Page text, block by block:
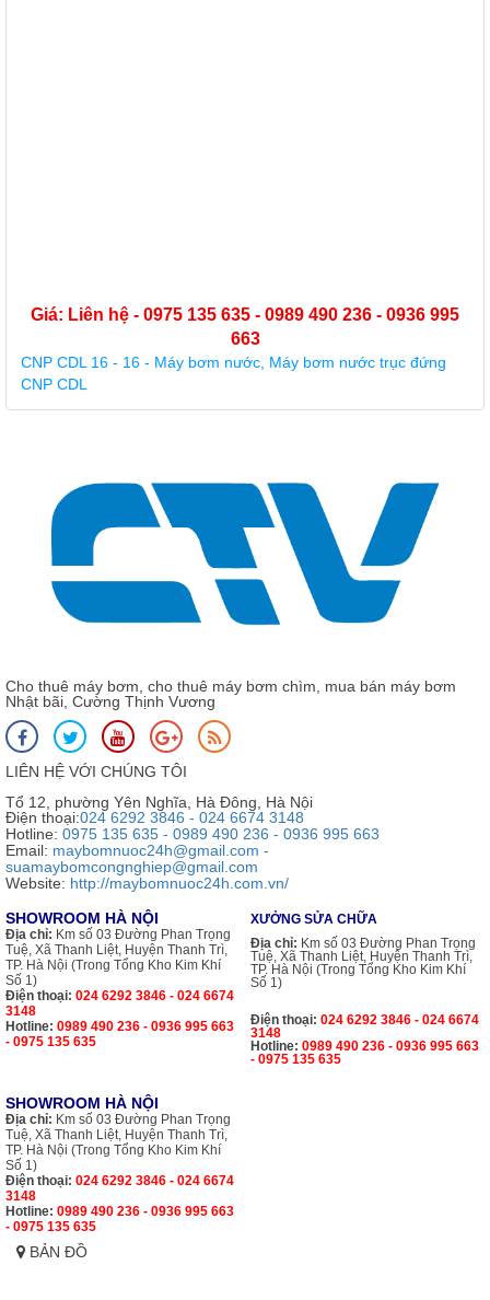
Giá: Liên hệ - 0975 135 635 - 0989 490 236 - 0936 995
663
CNP CDL 16 - 16 - Máy bơm nước, Máy bơm nước trục đứng
CNP CDL
Cho thuê máy bơm, cho thuê máy bơm chìm, mua bán máy bơm
Nhật bãi, Cường Thịnh Vương
LIÊN HỆ VỚI CHÚNG TÔI
Tổ 12, phường Yên Nghĩa, Hà Đông, Hà Nội
Điện thoại:024 6292 3846 - 024 6674 3148
Hotline: 0975 135 635 - 0989 490 236 - 0936 995 663
Email: maybomnuoc24h@gmail.com -
suamaybomcongnghiep@gmail.com
Website: http://maybomnuoc24h.com.vn/
SHOWROOM HÀ NỘI
Địa chỉ: Km số 03 Đường Phan Trọng
Tuệ, Xã Thanh Liệt, Huyện Thanh Trì,
TP. Hà Nội (Trong Tổng Kho Kim Khí
Số 1)
Điện thoại: 024 6292 3846 - 024 6674
3148
Hotline: 0989 490 236 - 0936 995 663
- 0975 135 635
XƯỞNG SỬA CHỮA
Địa chỉ: Km số 03 Đường Phan Trọng
Tuệ, Xã Thanh Liệt, Huyện Thanh Trì,
TP. Hà Nội (Trong Tổng Kho Kim Khí
Số 1)
Điện thoại: 024 6292 3846 - 024 6674
3148
Hotline: 0989 490 236 - 0936 995 663
- 0975 135 635
SHOWROOM HÀ NỘI
Địa chỉ: Km số 03 Đường Phan Trọng
Tuệ, Xã Thanh Liệt, Huyện Thanh Trì,
TP. Hà Nội (Trong Tổng Kho Kim Khí
Số 1)
Điện thoại: 024 6292 3846 - 024 6674
3148
Hotline: 0989 490 236 - 0936 995 663
- 0975 135 635
BẢN ĐỒ